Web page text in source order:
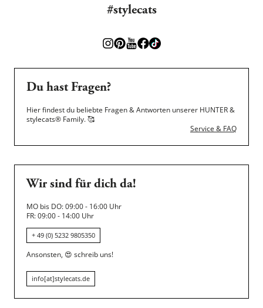
#stylecats
Du hast Fragen?
Hier findest du beliebte Fragen & Antworten unserer HUNTER &
stylecats® Family.🥰
Service & FAQ
Wir sind für dich da!
MO bis DO: 09:00 - 16:00 Uhr
FR: 09:00 - 14:00 Uhr
+ 49 (0) 5232 9805350
Ansonsten, 😍 schreib uns!
info[at]stylecats.de